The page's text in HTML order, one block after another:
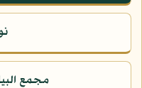
مجمع